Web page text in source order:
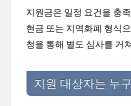
지원금은 일정 요건을 충
현금 또는 지역화폐 형식
청을 통해 별도 심사를 거
지원 대상자는 누